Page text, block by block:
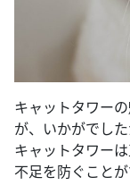
キャットタワー
が、いかがでした
キャットタワー
不足を防ぐことが